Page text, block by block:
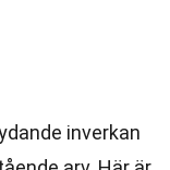
inverkan